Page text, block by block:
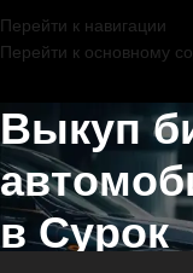
Перейти к навигации
Перейти к основному
Выкуп
в Сурок